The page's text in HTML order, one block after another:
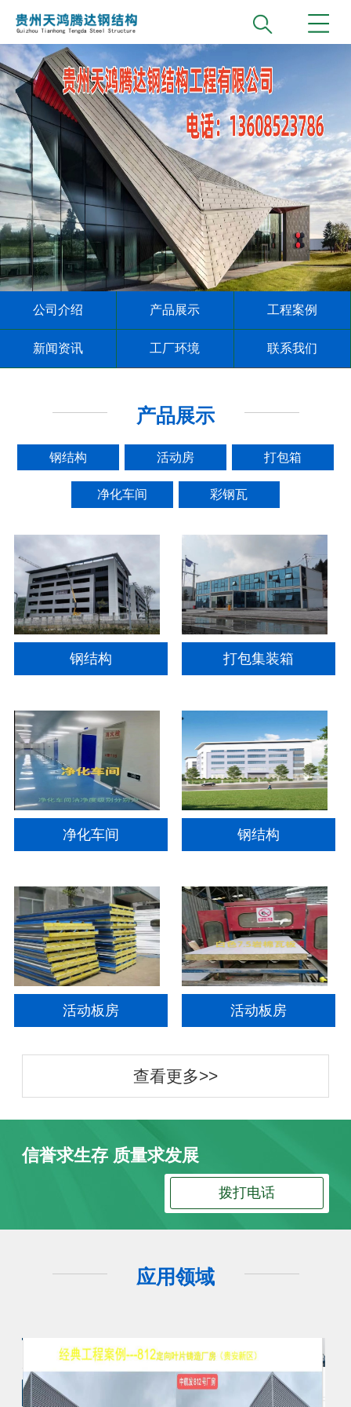
公司介绍 产品展示 工程案例
新闻资讯 工厂环境 联系我们
产品展示
钢结构 活动房 打包箱
净化车间 彩钢瓦
钢结构 打包集装箱
净化车间 钢结构
活动板房 活动板房
查看更多>>
信誉求生存 质量求发展
拨打电话
应用领域
工程案例